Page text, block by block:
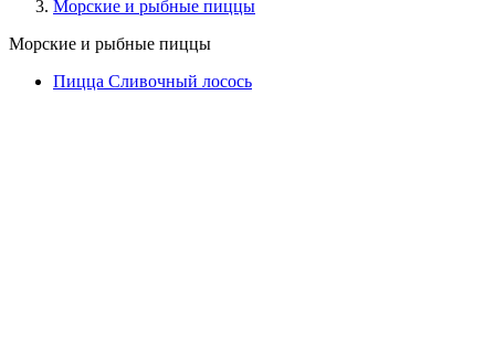
Морские и рыбные пиццы
Морские и рыбные пиццы
Пицца Сливочный лосось